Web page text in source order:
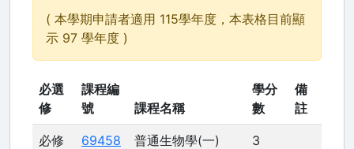
( 本學期申請者適用 115學年度，本表格目前顯
示 97 學年度 )
必選
修
課程編
號
課程名稱
學分
數
備
註
必修 69458 普通生物學(一) 3